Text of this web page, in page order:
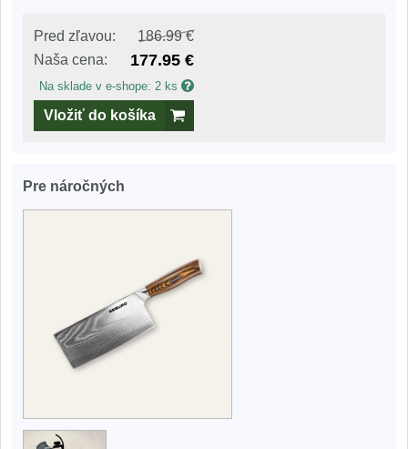
Pred zľavou:
186.99 €
Naša cena:
177.95 €
Na sklade v e-shope: 2 ks
Vložiť do košíka
Pre náročných